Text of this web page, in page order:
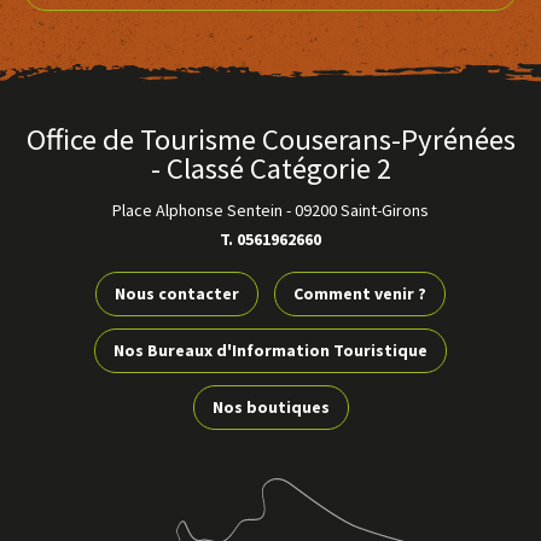
Non communiqué
Samedi
Non communiqué
Dimanche
Sur demande à l'avance à la mairie
Office de Tourisme Couserans-Pyrénées
- Classé Catégorie 2
Place Alphonse Sentein -09200 Saint-Girons
T. 0561962660
Nous contacter Comment venir ?
Nos Bureaux d'Information Touristique
Nos boutiques